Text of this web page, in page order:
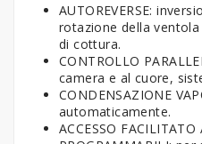
AUTOREVERSE:
rotazione della
di cottura.
CONTROLLO
camera e al cuore,
CONDENSAZIONE
automaticamente.
ACCESSO